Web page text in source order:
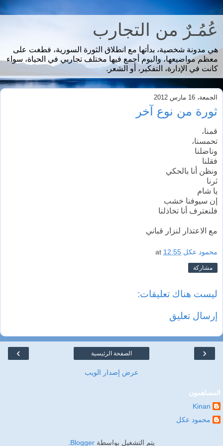
عُمُـرٌ من التجارب
هي مدونة شخصية، بدأتها مع انطلاق الثورة السورية، فطغت على
معظم مواضيعها، واليوم أجمع فيها مختلف تجاربي في الحياة، سواء
كانت في الإدارة، التفكير، أو الشعر.
الجمعة، 16 مارس 2012
ثورة من نوع آخر
قمنا،
تحمسنا،
وناضلنا
فقلنا
ونظن أنا بالحكي
ثرنا
يا شام
إن سيوفنا خشب
فلنعترف أنا تخاذلنا
مع الاعتذار لنزار قباني
محمود عكل at 12:55
مشاركة
ليست هناك تعليقات:
إرسال تعليق
‹
› الصفحة الرئيسية
عرض إصدار الويب
المساهمون
Kinan
محمود عكل
يتم التشغيل بواسطة Blogger